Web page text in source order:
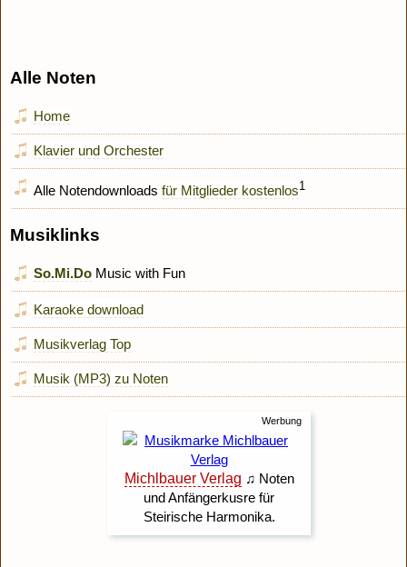
Alle Noten
Home
Klavier und Orchester
Alle Notendownloads für Mitglieder kostenlos1
Musiklinks
So.Mi.Do Music with Fun
Karaoke download
Musikverlag Top
Musik (MP3) zu Noten